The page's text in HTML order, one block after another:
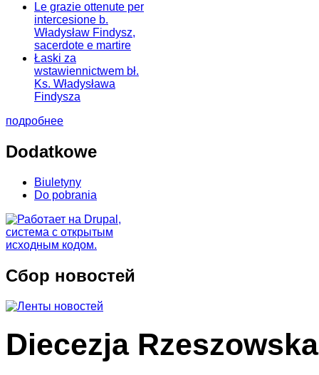
Le grazie ottenute per
intercesione b.
Władysław Findysz,
sacerdote e martire
Łaski za
wstawiennictwem bł.
Ks. Władysława
Findysza
подробнее
Dodatkowe
Biuletyny
Do pobrania
Сбор новостей
Diecezja Rzeszowska